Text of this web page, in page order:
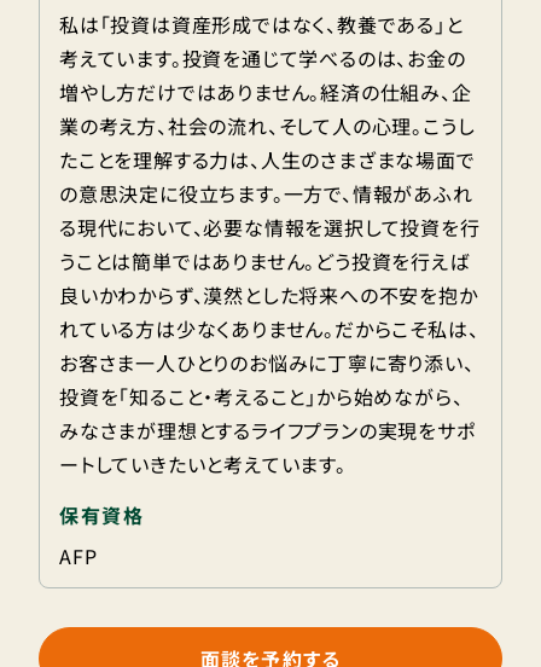
私は「投資は資産形成ではなく、教養である」と
考えています。投資を通じて学べるのは、お金の
増やし方だけではありません。経済の仕組み、企
業の考え方、社会の流れ、そして人の心理。こうし
たことを理解する力は、人生のさまざまな場面で
の意思決定に役立ちます。一方で、情報があふれ
る現代において、必要な情報を選択して投資を行
うことは簡単ではありません。どう投資を行えば
良いかわからず、漠然とした将来への不安を抱か
れている方は少なくありません。だからこそ私は、
お客さま一人ひとりのお悩みに丁寧に寄り添い、
投資を「知ること・考えること」から始めながら、
みなさまが理想とするライフプランの実現をサポ
ートしていきたいと考えています。
保有資格
AFP
面談を予約する